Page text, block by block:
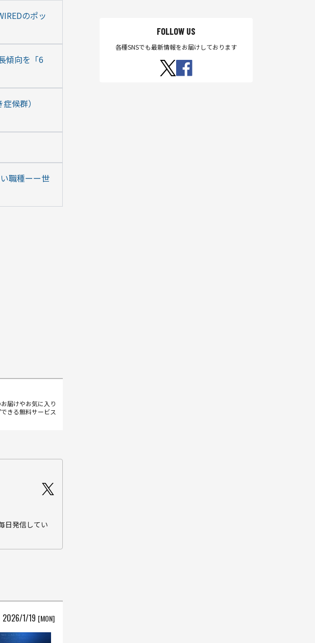
のポッ
傾向を「6
候群）
職種ーー世
届けやお気に入り
きる無料サービス
日発信してい
2026/1/19 [MON]
FOLLOW US
各種SNSでも最新情報をお届けしております